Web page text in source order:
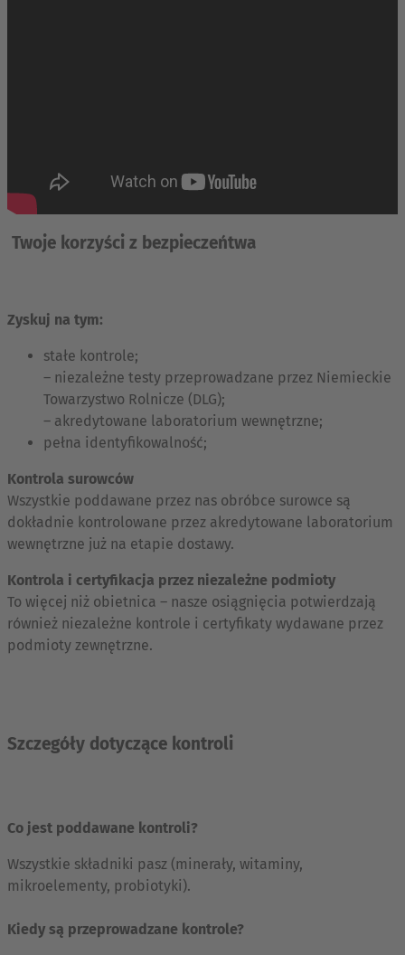
Twoje korzyści z bezpieczeńtwa
Zyskuj na tym:
stałe kontrole;
– niezależne testy przeprowadzane przez Niemieckie
Towarzystwo Rolnicze (DLG);
– akredytowane laboratorium wewnętrzne;
pełna identyfikowalność;
Kontrola surowców
Wszystkie poddawane przez nas obróbce surowce są
dokładnie kontrolowane przez akredytowane laboratorium
wewnętrzne już na etapie dostawy.
Kontrola i certyfikacja przez niezależne podmioty
To więcej niż obietnica – nasze osiągnięcia potwierdzają
również niezależne kontrole i certyfikaty wydawane przez
podmioty zewnętrzne.
Szczegóły dotyczące kontroli
Co jest poddawane kontroli?
Wszystkie składniki pasz (minerały, witaminy,
mikroelementy, probiotyki).
Kiedy są przeprowadzane kontrole?